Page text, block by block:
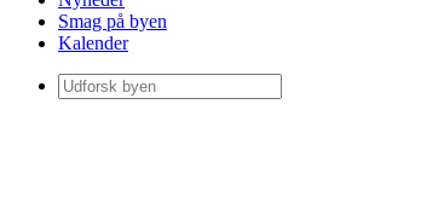
Smag på byen
Kalender